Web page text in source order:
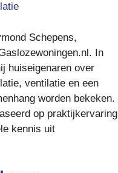
Schepens,
In
huiseigenaren over
ventilatie en een
worden bekeken.
op praktijkervaring
kennis uit